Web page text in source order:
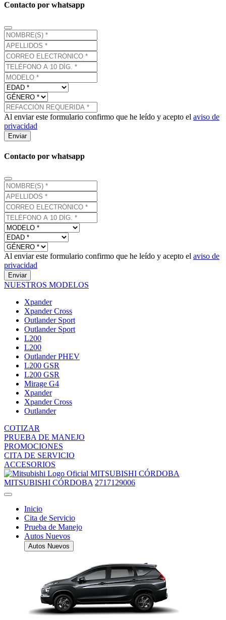
Contacto por whatsapp
Al enviar este formulario confirmo que he leído y acepto el aviso de
privacidad
Enviar
Contacto por whatsapp
Al enviar este formulario confirmo que he leído y acepto el aviso de
privacidad
Enviar
NUESTROS MODELOS
Xpander
Xpander Cross
Outlander Sport
Outlander Sport
L200
L200
Outlander PHEV
L200 GSR
L200 GSR
Mirage G4
Xpander
Xpander Cross
Outlander
COTIZAR
PRUEBA DE MANEJO
PROMOCIONES
CITA DE SERVICIO
ACCESORIOS
MITSUBISHI CÓRDOBA
MITSUBISHI CÓRDOBA 2717129006
Inicio
Cita de Servicio
Prueba de Manejo
Autos Nuevos
Autos Nuevos